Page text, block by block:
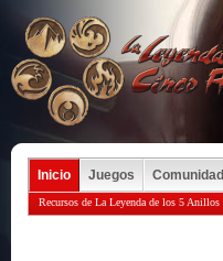
Inicio Juegos Comunidad
Recursos de La Leyenda de los 5 Anillos